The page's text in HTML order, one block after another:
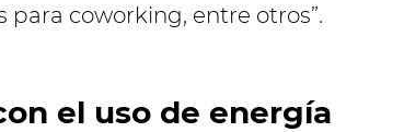
coworking, entre otros”.
el uso de energía